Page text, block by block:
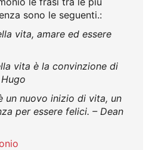
sono le seguenti.:
vita, amare ed essere
vita è la convinzione di
un nuovo inizio di vita, un
per essere felici. – Dean